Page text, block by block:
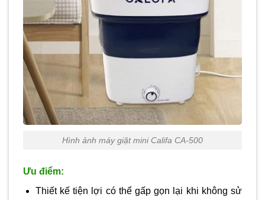
Hình ảnh máy giặt mini Califa CA-500
Ưu điểm:
Thiết kế tiện lợi có thể gấp gọn lại khi không sử